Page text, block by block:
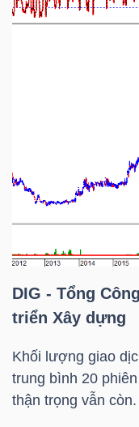
DIG - Tổng
triển Xây dựng
Khối lượng giao
trung bình 20
thận trọng vẫn còn.
NGHIỆP
SINH
PHIẾU
CÔNG
CỤ